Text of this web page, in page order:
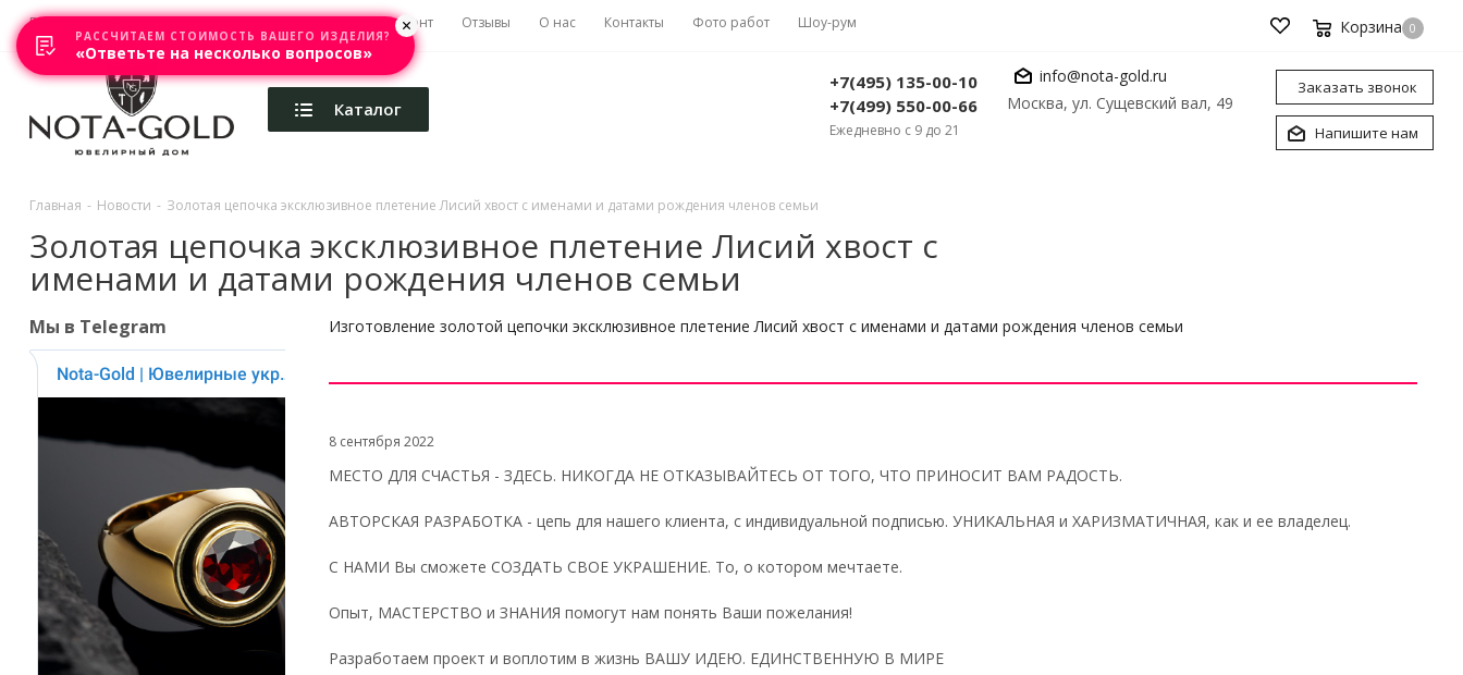
Главная Акции Каталоги Изготовление Ремонт Отзывы О нас Контакты Фото работ Шоу-рум Корзина 0
Каталог
+7(495) 135-00-10
+7(499) 550-00-66
Ежедневно с 9 до 21
info@nota-gold.ru
Москва, ул. Сущевский вал, 49
Заказать звонок
Напишите нам
Главная - Новости - Золотая цепочка эксклюзивное плетение Лисий хвост с именами и датами рождения членов семьи
Золотая цепочка эксклюзивное плетение Лисий хвост с
именами и датами рождения членов семьи
Изготовление золотой цепочки эксклюзивное плетение Лисий хвост с именами и датами рождения членов семьи
8 сентября 2022
МЕСТО ДЛЯ СЧАСТЬЯ - ЗДЕСЬ. НИКОГДА НЕ ОТКАЗЫВАЙТЕСЬ ОТ ТОГО, ЧТО ПРИНОСИТ ВАМ РАДОСТЬ.
АВТОРСКАЯ РАЗРАБОТКА - цепь для нашего клиента, с индивидуальной подписью. УНИКАЛЬНАЯ и ХАРИЗМАТИЧНАЯ, как и ее владелец.
С НАМИ Вы сможете СОЗДАТЬ СВОЕ УКРАШЕНИЕ. То, о котором мечтаете.
Опыт, МАСТЕРСТВО и ЗНАНИЯ помогут нам понять Ваши пожелания!
Разработаем проект и воплотим в жизнь ВАШУ ИДЕЮ. ЕДИНСТВЕННУЮ В МИРЕ
Мы в Telegram
РАССЧИТАЕМ СТОИМОСТЬ ВАШЕГО ИЗДЕЛИЯ?
«Ответьте на несколько вопросов»